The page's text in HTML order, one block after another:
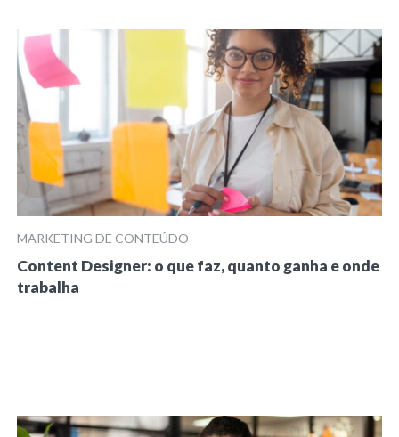
MARKETING DE CONTEÚDO
Content Designer: o que faz, quanto ganha e onde
trabalha